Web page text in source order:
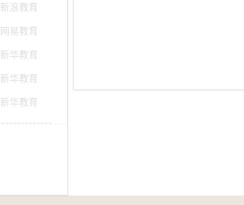
新浪教育
网易教育
新华教育
新华教育
新华教育